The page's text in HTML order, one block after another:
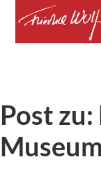
Post
Museum